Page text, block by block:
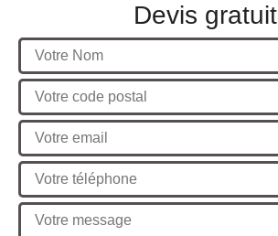
Devis gratuit